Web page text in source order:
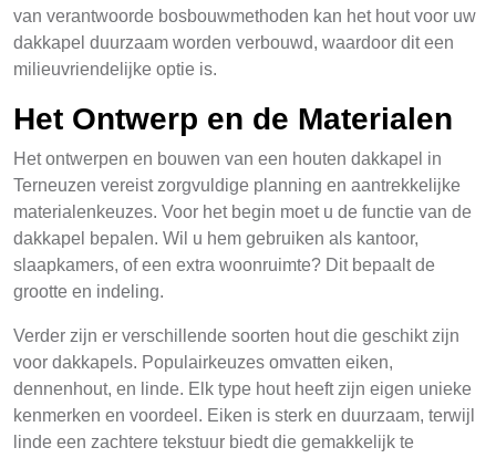
van verantwoorde bosbouwmethoden kan het hout voor uw
dakkapel duurzaam worden verbouwd, waardoor dit een
milieuvriendelijke optie is.
Het Ontwerp en de Materialen
Het ontwerpen en bouwen van een houten dakkapel in
Terneuzen vereist zorgvuldige planning en aantrekkelijke
materialenkeuzes. Voor het begin moet u de functie van de
dakkapel bepalen. Wil u hem gebruiken als kantoor,
slaapkamers, of een extra woonruimte? Dit bepaalt de
grootte en indeling.
Verder zijn er verschillende soorten hout die geschikt zijn
voor dakkapels. Populairkeuzes omvatten eiken,
dennenhout, en linde. Elk type hout heeft zijn eigen unieke
kenmerken en voordeel. Eiken is sterk en duurzaam, terwijl
linde een zachtere tekstuur biedt die gemakkelijk te